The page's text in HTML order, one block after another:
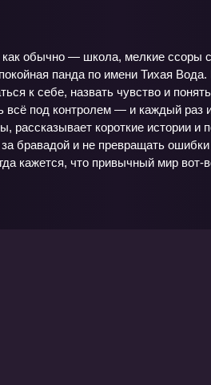
обычно — школа, мелкие ссоры
панда по имени Тихая
к себе, назвать чувство и
всё под контролем — и каждый раз
рассказывает короткие истории
бравадой и не превращать
кажется, что привычный мир